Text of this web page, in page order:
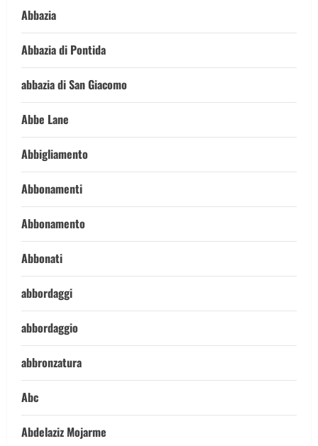
Abbazia
Abbazia di Pontida
abbazia di San Giacomo
Abbe Lane
Abbigliamento
Abbonamenti
Abbonamento
Abbonati
abbordaggi
abbordaggio
abbronzatura
Abc
Abdelaziz Mojarme